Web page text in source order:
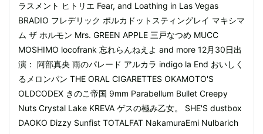
ラスメント ヒトリエ Fear, and Loathing in Las Vegas
BRADIO フレデリック ポルカドットスティングレイ マキシマ
ム ザ ホルモン Mrs. GREEN APPLE 三戸なつめ MUCC
MOSHIMO locofrank 忘れらんねえよ and more 12月30日出
演： 阿部真央 雨のパレード アルカラ indigo la End おいしく
るメロンパン THE ORAL CIGARETTES OKAMOTO'S
OLDCODEX きのこ帝国 9mm Parabellum Bullet Creepy
Nuts Crystal Lake KREVA ゲスの極み乙女。 SHE'S dustbox
DAOKO Dizzy Sunfist TOTALFAT NakamuraEmi Nulbarich